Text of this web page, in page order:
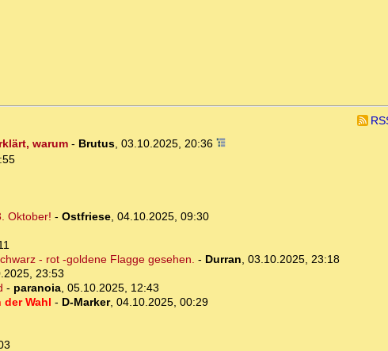
warum- Brutus, 03.10.2025, 20:36
Oktober! - Ostfriese, 04.10.2025, 09:30
- rot -goldene Flagge gesehen. - Durran, 03.10.2025, 23:18
23:53
- paranoia, 05.10.2025, 12:43
Wahl - D-Marker, 04.10.2025, 00:29